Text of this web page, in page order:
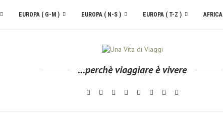
EUROPA ( G-M ) EUROPA ( N-S ) EUROPA ( T-Z ) AFRICA
...perchè viaggiare è vivere